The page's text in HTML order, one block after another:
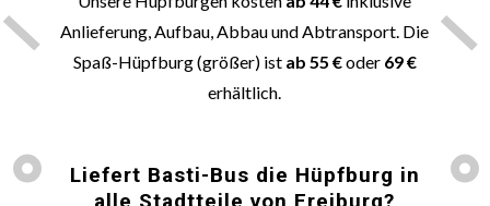
Anlieferung, Aufbau, Abbau und Abtransport. Die
Spaß-Hüpfburg (größer) ist ab 55 €oder69 €
erhältlich.
Liefert Basti-Bus die Hüpfburg in
alle Stadtteile von Freiburg?